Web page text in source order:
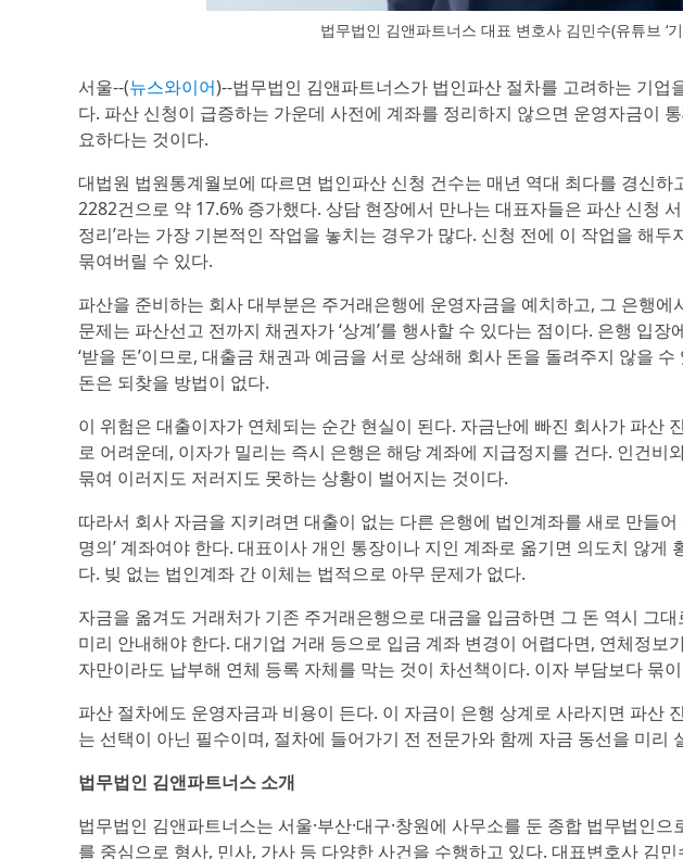
법무법인 김앤파트너스 대표 변호사 김민수(유튜브 ‘
서울--(뉴스와이어)--법무법인 김앤파트너스가 법인파산 절차를 고려하는 기업
다. 파산 신청이 급증하는 가운데 사전에 계좌를 정리하지 않으면 운영자금이
요하다는 것이다.
대법원 법원통계월보에 따르면 법인파산 신청 건수는 매년 역대 최다를 경신
2282건으로 약 17.6% 증가했다. 상담 현장에서 만나는 대표자들은 파산 신청
정리’라는 가장 기본적인 작업을 놓치는 경우가 많다. 신청 전에 이 작업을 해
묶여버릴 수 있다.
파산을 준비하는 회사 대부분은 주거래은행에 운영자금을 예치하고, 그 은행
문제는 파산선고 전까지 채권자가 ‘상계’를 행사할 수 있다는 점이다. 은행 입장
‘받을 돈’이므로, 대출금 채권과 예금을 서로 상쇄해 회사 돈을 돌려주지 않을
돈은 되찾을 방법이 없다.
이 위험은 대출이자가 연체되는 순간 현실이 된다. 자금난에 빠진 회사가 파산
로 어려운데, 이자가 밀리는 즉시 은행은 해당 계좌에 지급정지를 건다. 인건비
묶여 이러지도 저러지도 못하는 상황이 벌어지는 것이다.
따라서 회사 자금을 지키려면 대출이 없는 다른 은행에 법인계좌를 새로 만들
명의’ 계좌여야 한다. 대표이사 개인 통장이나 지인 계좌로 옮기면 의도치 않게
다. 빚 없는 법인계좌 간 이체는 법적으로 아무 문제가 없다.
자금을 옮겨도 거래처가 기존 주거래은행으로 대금을 입금하면 그 돈 역시 그
미리 안내해야 한다. 대기업 거래 등으로 입금 계좌 변경이 어렵다면, 연체정보
자만이라도 납부해 연체 등록 자체를 막는 것이 차선책이다. 이자 부담보다 묶
파산 절차에도 운영자금과 비용이 든다. 이 자금이 은행 상계로 사라지면 파산
는 선택이 아닌 필수이며, 절차에 들어가기 전 전문가와 함께 자금 동선을 미리
법무법인 김앤파트너스 소개
법무법인 김앤파트너스는 서울·부산·대구·창원에 사무소를 둔 종합 법무법인
를 중심으로 형사, 민사, 가사 등 다양한 사건을 수행하고 있다. 대표변호사 김